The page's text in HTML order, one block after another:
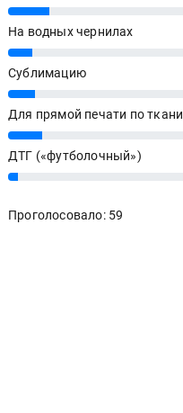
12%
На водных чернилах
7%
Сублимацию
8%
Для прямой печати по ткани
10%
ДТГ («футболочный»)
3%
Проголосовало: 59